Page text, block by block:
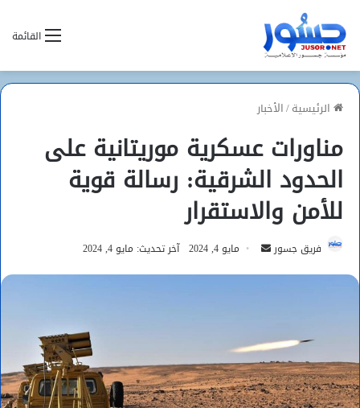
القائمة
الرئيسية/الأخبار
مناورات عسكرية موريتانية على
الحدود الشرقية: رسالة قوية
للأمن والاستقرار
فريق جسور
أرسل مايو 4, 2024 آخر تحديث: مايو 4, 2024